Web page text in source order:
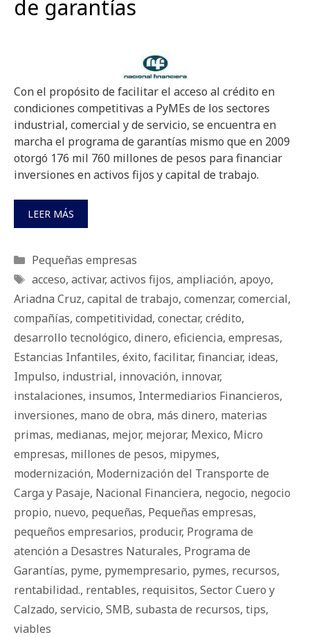
de garantías
Con el propósito de facilitar el acceso al crédito en
condiciones competitivas a PyMEs de los sectores
industrial, comercial y de servicio, se encuentra en
marcha el programa de garantías mismo que en 2009
otorgó 176 mil 760 millones de pesos para financiar
inversiones en activos fijos y capital de trabajo.
LEER MÁS
Categorías
Pequeñas empresas
Etiquetas
acceso, activar, activos fijos, ampliación, apoyo,
Ariadna Cruz, capital de trabajo, comenzar, comercial,
compañías, competitividad, conectar, crédito,
desarrollo tecnológico, dinero, eficiencia, empresas,
Estancias Infantiles, éxito, facilitar, financiar, ideas,
Impulso, industrial, innovación, innovar,
instalaciones, insumos, Intermediarios Financieros,
inversiones, mano de obra, más dinero, materias
primas, medianas, mejor, mejorar, Mexico, Micro
empresas, millones de pesos, mipymes,
modernización, Modernización del Transporte de
Carga y Pasaje, Nacional Financiera, negocio, negocio
propio, nuevo, pequeñas, Pequeñas empresas,
pequeños empresarios, producir, Programa de
atención a Desastres Naturales, Programa de
Garantías, pyme, pymempresario, pymes, recursos,
rentabilidad., rentables, requisitos, Sector Cuero y
Calzado, servicio, SMB, subasta de recursos, tips,
viables